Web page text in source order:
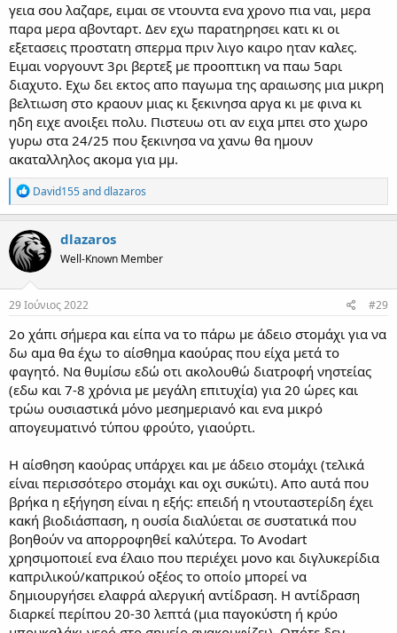
γεια σου λαζαρε, ειμαι σε ντουντα ενα χρονο πια ναι, μερα
παρα μερα αβονταρτ. Δεν εχω παρατηρησει κατι κι οι
εξετασεις προστατη σπερμα πριν λιγο καιρο ηταν καλες.
Ειμαι νοργουντ 3ρι βερτεξ με προοπτικη να παω 5αρι
διαχυτο. Εχω δει εκτος απο παγωμα της αραιωσης μια μικρη
βελτιωση στο κραουν μιας κι ξεκινησα αργα κι με φινα κι
ηδη ειχε ανοιξει πολυ. Πιστευω οτι αν ειχα μπει στο χωρο
γυρω στα 24/25 που ξεκινησα να χανω θα ημουν
ακαταλληλος ακομα για μμ.
R
e
a
c
t
i
o
n
s
David155anddlazaros
dlazaros
Well-Known Member
29 Ιούνιος 2022 #29
2o χάπι σήμερα και είπα να το πάρω με άδειο στομάχι για να
δω αμα θα έχω το αίσθημα καούρας που είχα μετά το
φαγητό. Να θυμίσω εδώ οτι ακολουθώ διατροφή νηστείας
(εδω και 7-8 χρόνια με μεγάλη επιτυχία) για 20 ώρες και
τρώω ουσιαστικά μόνο μεσημεριανό και ενα μικρό
απογευματινό τύπου φρούτο, γιαούρτι.
Η αίσθηση καούρας υπάρχει και με άδειο στομάχι (τελικά
είναι περισσότερο στομάχι και οχι συκώτι). Απο αυτά που
βρήκα η εξήγηση είναι η εξής: επειδή η ντουταστερίδη έχει
κακή βιοδιάσπαση, η ουσία διαλύεται σε συστατικά που
βοηθούν να απορροφηθεί καλύτερα. Το Avodart
χρησιμοποιεί ενα έλαιο που περιέχει μονο και διγλυκερίδια
καπριλικού/καπρικού οξέος το οποίο μπορεί να
δημιουργήσει ελαφρά αλεργική αντίδραση. Η αντίδραση
διαρκεί περίπου 20-30 λεπτά (μια παγοκύστη ή κρύο